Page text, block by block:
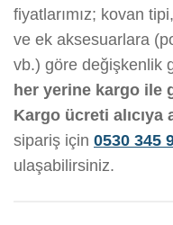
fiyatlarımız; kovan
ve ek aksesuarlara
vb.) göre değişkenlik
her yerine kargo ile
Kargo ücreti alıcıya
sipariş için 0530 345
ulaşabilirsiniz.